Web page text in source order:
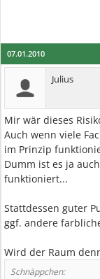
07.01.2010
Julius
Mir wär dieses
Auch wenn viele
im Prinzip
Dumm ist es ja
funktioniert...
Stattdessen guter
ggf. andere
Wird der Raum
Schnäppchen: